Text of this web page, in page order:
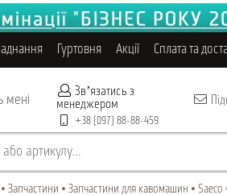
Гуртовня Акції Сплата та
мені
Звʼязатись з
менеджером
+38 (097) 88-88-459
артикулу...
Запчастини Запчастини для кавомашин Saeco